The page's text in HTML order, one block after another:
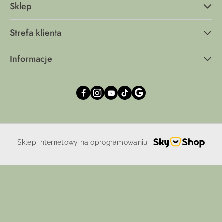
Sklep
Strefa klienta
Informacje
Sklep internetowy na oprogramowaniu